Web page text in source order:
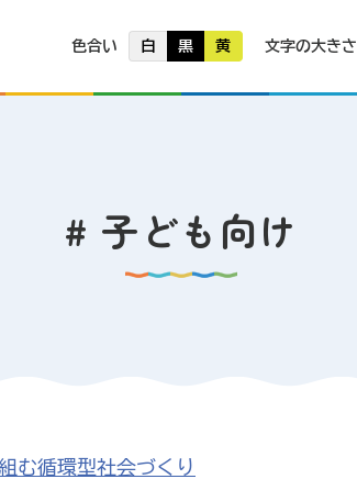
色合い 白 黒 黄 文字の大きさ
# 子ども向け
む循環型社会づくり
育課・高校教育
環境クイズ
よくある質問